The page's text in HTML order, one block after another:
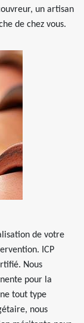
un artisan
de chez vous.
de votre
ICP
Nous
pour la
tout type
nous